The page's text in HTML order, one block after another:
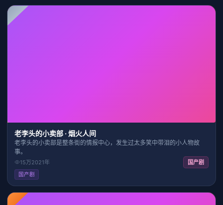
老李头的小卖部 · 烟火人间
老李头的小卖部是整条街的情报中心，发生过太多笑中带泪的小人物故
事。
15万2021年 国产剧
国产剧